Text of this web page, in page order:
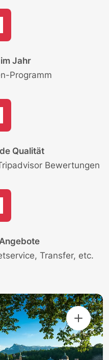
Jahr
Programm
Qualität
Bewertungen
Transfer, etc.